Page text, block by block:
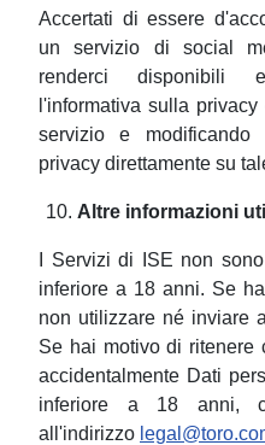
Accertati di essere
un servizio di social
renderci disponibili
l'informativa sulla
servizio e
privacy direttamente su
Altre informazioni
I Servizi di ISE non
inferiore a 18 anni. Se
non utilizzare né inviare
Se hai motivo di ritenere
accidentalmente Dati
inferiore a 18 anni,
all'indirizzo